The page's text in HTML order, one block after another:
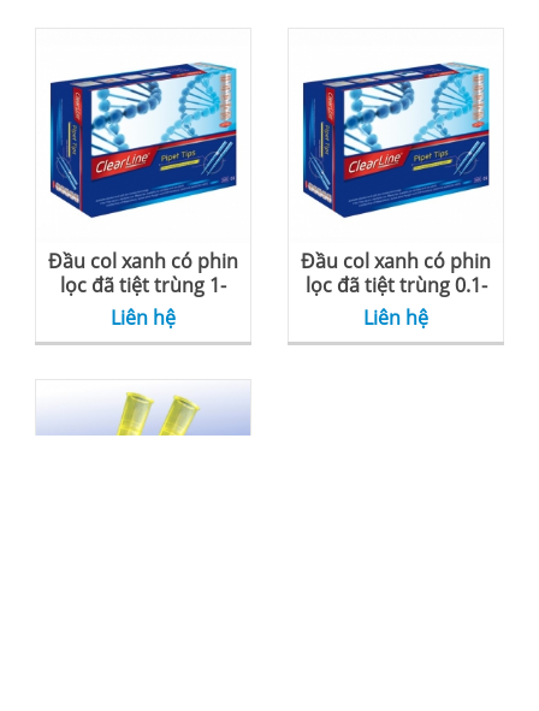
Đầu col xanh có phin
lọc đã tiệt trùng 1-
200 ul
Liên hệ
Đầu col xanh có phin
lọc đã tiệt trùng 0.1-
10 ul
Liên hệ